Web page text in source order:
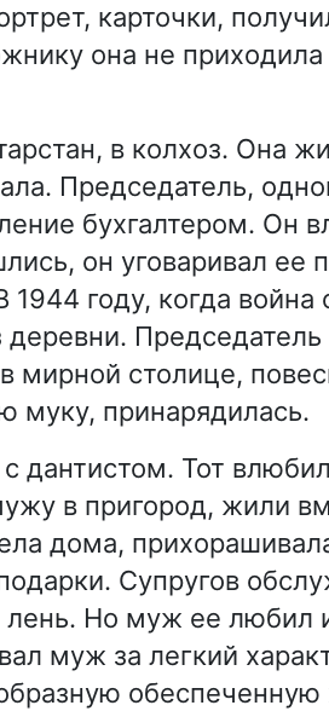
карточки,
она не приходила
в колхоз. Она
Председатель,
бухгалтером. Он
он уговаривал ее
году, когда война
Председатель
мирной столице,
муку, принарядилась.
дантистом. Тот
в пригород, жили
дома,
Супругов
лень. Но муж ее любил
муж за легкий